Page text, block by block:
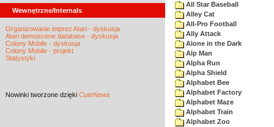
Wewnętrzne/Internals
Organizowanie imprez Atari - dyskusja
Atari demoscene database - dyskusja
Colony Mobile - dyskusja
Colony Mobile - projekt
Statystyki
Nowinki tworzone dzięki CuteNews
All Star Baseball
Alley Cat
All-Pro Football
Ally Attack
Alone in the Dark
Alp Man
Alpha Run
Alpha Shield
Alphabet Bee
Alphabet Factory
Alphabet Maze
Alphabet Train
Alphabet Zoo